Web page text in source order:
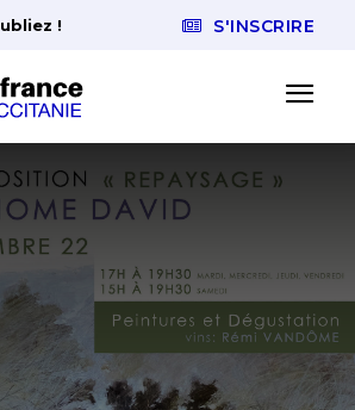
! S'INSCRIRE